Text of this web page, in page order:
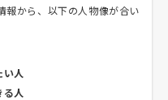
報から、以下の人物像が合い
い人
る人